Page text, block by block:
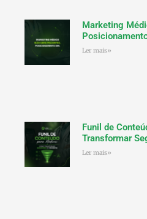
Marketing
Ler mais»
Funil de
Transformar
Ler mais»